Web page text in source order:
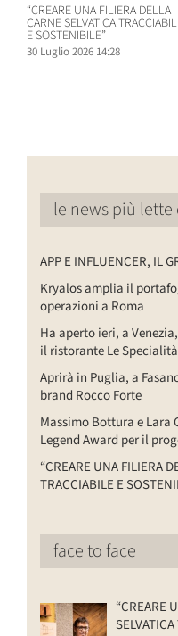
“CREARE UNA FILIERA DELLA
CARNE SELVATICA
E SOSTENIBILE”
30 Luglio 2026 14:28
le news più
APP E INFLUENCER, IL
Kryalos amplia il
operazioni a Roma
Ha aperto ieri, a
il ristorante Le Specialità
Aprirà in Puglia, a
brand Rocco Forte
Massimo Bottura e Lara
Legend Award per il
“CREARE UNA FILIERA
TRACCIABILE E
face to face
“CREARE